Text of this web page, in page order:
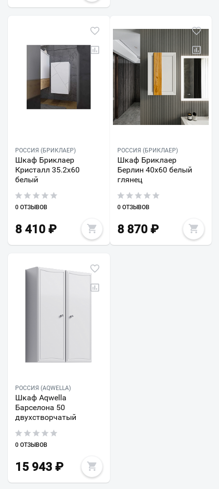
РОССИЯ (БРИКЛАЕР)
Шкаф Бриклаер
Кристалл 35.2x60
белый
0 ОТЗЫВОВ
8 410 ₽
РОССИЯ (БРИКЛАЕР)
Шкаф Бриклаер
Берлин 40x60 белый
глянец
0 ОТЗЫВОВ
8 870₽
РОССИЯ (AQWELLA)
Шкаф Aqwella
Барселона 50
двухстворчатый
0 ОТЗЫВОВ
15 943 ₽